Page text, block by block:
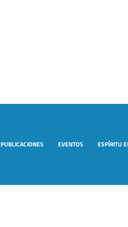
PUBLICACIONES EVENTOS ESPÍRITU